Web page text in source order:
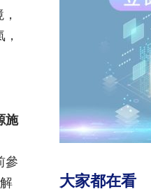
施
參
大家都在看